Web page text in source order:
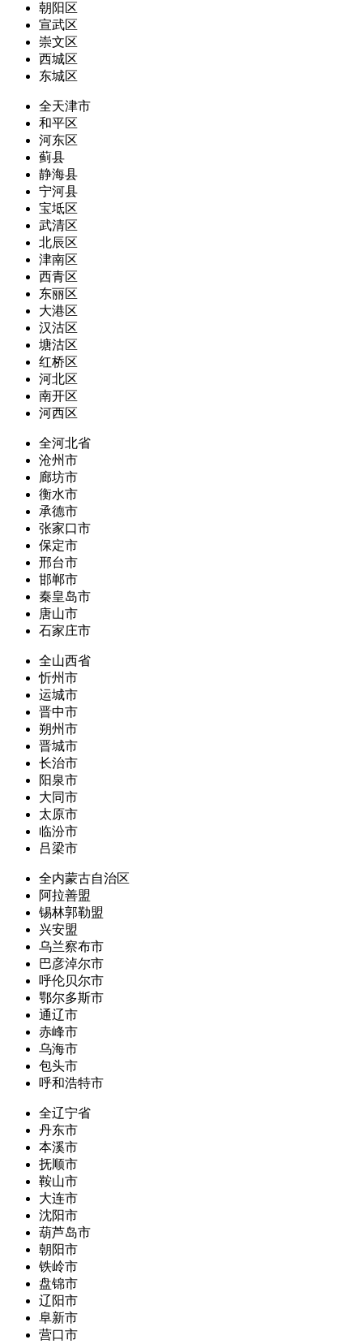
朝阳区
宣武区
崇文区
西城区
东城区
全天津市
和平区
河东区
蓟县
静海县
宁河县
宝坻区
武清区
北辰区
津南区
西青区
东丽区
大港区
汉沽区
塘沽区
红桥区
河北区
南开区
河西区
全河北省
沧州市
廊坊市
衡水市
承德市
张家口市
保定市
邢台市
邯郸市
秦皇岛市
唐山市
石家庄市
全山西省
忻州市
运城市
晋中市
朔州市
晋城市
长治市
阳泉市
大同市
太原市
临汾市
吕梁市
全内蒙古自治区
阿拉善盟
锡林郭勒盟
兴安盟
乌兰察布市
巴彦淖尔市
呼伦贝尔市
鄂尔多斯市
通辽市
赤峰市
乌海市
包头市
呼和浩特市
全辽宁省
丹东市
本溪市
抚顺市
鞍山市
大连市
沈阳市
葫芦岛市
朝阳市
铁岭市
盘锦市
辽阳市
阜新市
营口市